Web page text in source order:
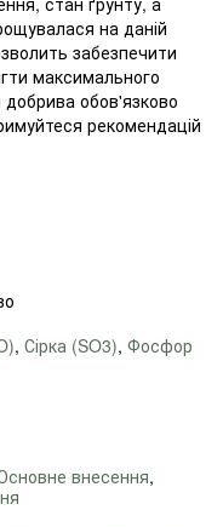
на даній
забезпечити
максимального
обов'язково
рекомендацій
, Сірка (SO3), Фосфор
внесення,